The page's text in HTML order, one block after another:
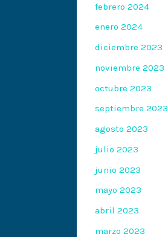
febrero 2024
enero 2024
diciembre 2023
noviembre 2023
octubre 2023
septiembre 2023
agosto 2023
julio 2023
junio 2023
mayo 2023
abril 2023
marzo 2023